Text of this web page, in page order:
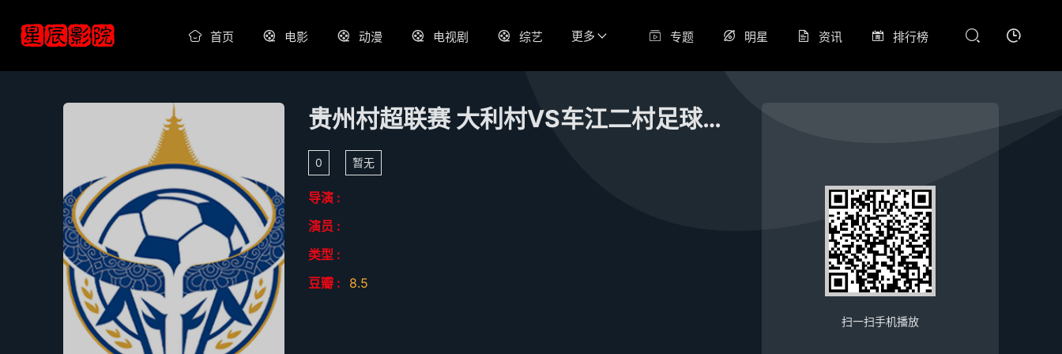
首页 电影 动漫 电视剧 综艺 更多 专题 明星 资讯 排行榜
贵州村超联赛 大利村VS车江二村足球队20260531
0 暂无
导演 :
演员 :
类型 :
豆瓣 :
8.5
扫一扫手机播放